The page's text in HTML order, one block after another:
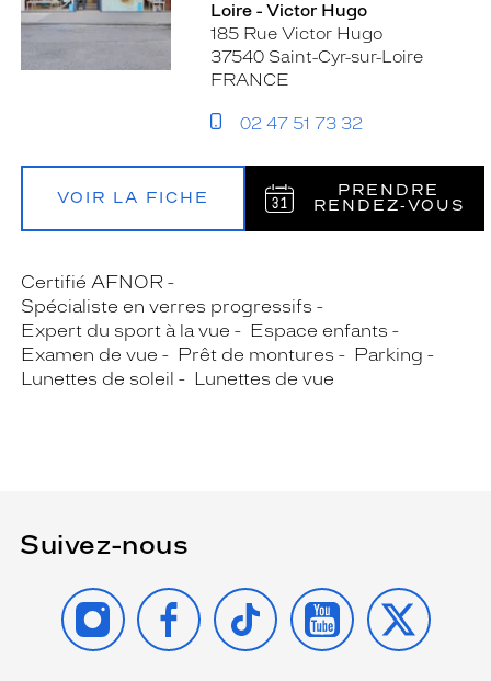
Loire - Victor Hugo
185 Rue Victor Hugo
37540 Saint-Cyr-sur-Loire
FRANCE
02 47 51 73 32
VOIR LA FICHE
PRENDRE
RENDEZ‑VOUS
Certifié AFNOR
Spécialiste en verres progressifs
Expert du sport à la vue
Espace enfants
Examen de vue
Prêt de montures
Parking
Lunettes de soleil
Lunettes de vue
Suivez-nous
INSTAGRAMFACEBOOK
TIKTOK YOUTUBE
X